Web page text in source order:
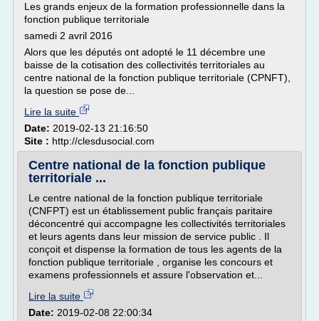
Les grands enjeux de la formation professionnelle dans la
fonction publique territoriale
samedi 2 avril 2016
Alors que les députés ont adopté le 11 décembre une
baisse de la cotisation des collectivités territoriales au
centre national de la fonction publique territoriale (CPNFT),
la question se pose de...
Lire la suite
Date: 2019-02-13 21:16:50
Site : http://clesdusocial.com
Centre national de la fonction publique
territoriale ...
Le centre national de la fonction publique territoriale
(CNFPT) est un établissement public français paritaire
déconcentré qui accompagne les collectivités territoriales
et leurs agents dans leur mission de service public . Il
conçoit et dispense la formation de tous les agents de la
fonction publique territoriale , organise les concours et
examens professionnels et assure l'observation et...
Lire la suite
Date: 2019-02-08 22:00:34